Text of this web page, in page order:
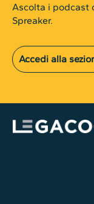
Ascolta i podcast
Spreaker.
Accedi alla